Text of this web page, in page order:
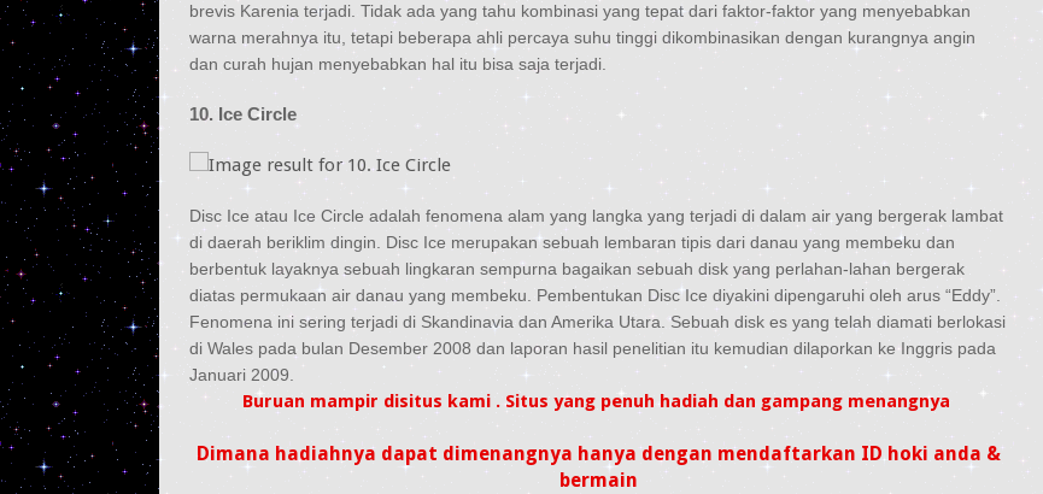
brevis Karenia terjadi. Tidak ada yang tahu kombinasi yang tepat dari faktor-faktor yang menyebabkan
warna merahnya itu, tetapi beberapa ahli percaya suhu tinggi dikombinasikan dengan kurangnya angin
dan curah hujan menyebabkan hal itu bisa saja terjadi.
10. Ice Circle
Disc Ice atau Ice Circle adalah fenomena alam yang langka yang terjadi di dalam air yang bergerak lambat
di daerah beriklim dingin. Disc Ice merupakan sebuah lembaran tipis dari danau yang membeku dan
berbentuk layaknya sebuah lingkaran sempurna bagaikan sebuah disk yang perlahan-lahan bergerak
diatas permukaan air danau yang membeku. Pembentukan Disc Ice diyakini dipengaruhi oleh arus “Eddy”.
Fenomena ini sering terjadi di Skandinavia dan Amerika Utara. Sebuah disk es yang telah diamati berlokasi
di Wales pada bulan Desember 2008 dan laporan hasil penelitian itu kemudian dilaporkan ke Inggris pada
Januari 2009.
Buruan mampir disitus kami . Situs yang penuh hadiah dan gampang menangnya
Dimana hadiahnya dapat dimenangnya hanya dengan mendaftarkan ID hoki anda &
bermain